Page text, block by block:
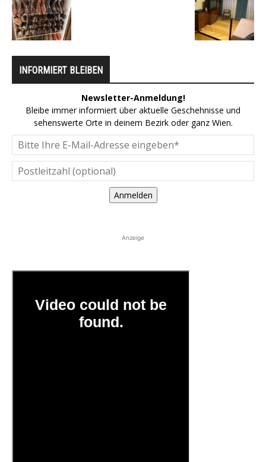
INFORMIERT BLEIBEN
Newsletter-Anmeldung!
Bleibe immer informiert über aktuelle Geschehnisse und
sehenswerte Orte in deinem Bezirk oder ganz Wien.
Anmelden
Anzeige